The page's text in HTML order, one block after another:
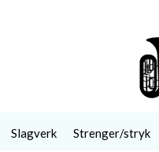
Slagverk Strenger/stryk